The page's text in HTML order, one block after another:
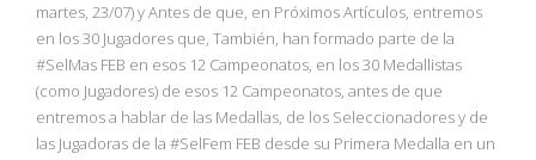
RIO 2016
martes, 23/07) y Antes de que, en Próximos Artículos, entremos
en los 30 Jugadores que, También, han formado parte de la
#SelMas FEB en esos 12 Campeonatos, en los 30 Medallistas
(como Jugadores) de esos 12 Campeonatos, antes de que
entremos a hablar de las Medallas, de los Seleccionadores y de
las Jugadoras de la #SelFem FEB desde su Primera Medalla en un